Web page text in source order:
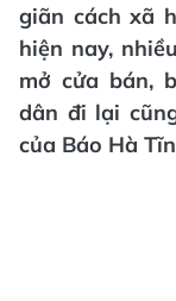
giãn cách xã
hiện nay,
mở cửa bán,
dân đi lại
của Báo Hà